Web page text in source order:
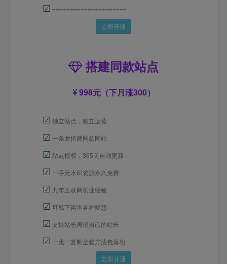
☑ =====================
立即开通
搭建同款站点
998元（下月涨300）
☑ 独立站点，独立运营
☑ 一条龙搭建同款网站
☑ 站点授权，365天自动更新
☑ 一手无水印资源永久免费
☑ 九年互联网创业经验
☑ 可私下咨询各种疑惑
☑ 支持站长再招自己的站长
☑ 一比一复制全套方法包落地
立即开通